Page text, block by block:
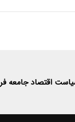
اقتصادجامعه